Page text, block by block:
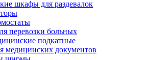
шкафы для раздевалок
перевозки больных
подкатные
медицинских документов